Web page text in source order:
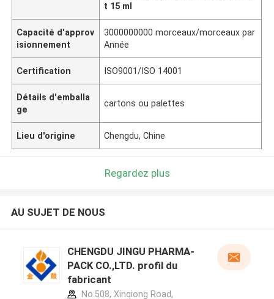
t 15 ml
Capacité d'approv
isionnement
3000000000 morceaux/morceaux par
Année
Certification ISO9001/ISO 14001
Détails d'emballa
ge
cartons ou palettes
Lieu d'origine Chengdu, Chine
Regardez plus
AU SUJET DE NOUS
CHENGDU JINGU PHARMA-
PACK CO.,LTD. profil du
fabricant
No.508, Xinqiong Road,